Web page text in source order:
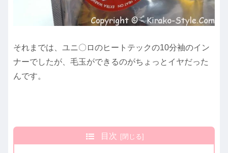
それまでは、ユニ〇ロのヒートテックの10分袖のイン
ナーでしたが、毛玉ができるのがちょっとイヤだった
んです。
目次